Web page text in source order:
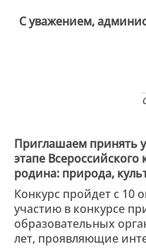
С уважением,
Приглашаем принять
этапе
родина: природа,
Конкурс пройдет с 10
участию в конкурсе
образовательных
лет, проявляющие